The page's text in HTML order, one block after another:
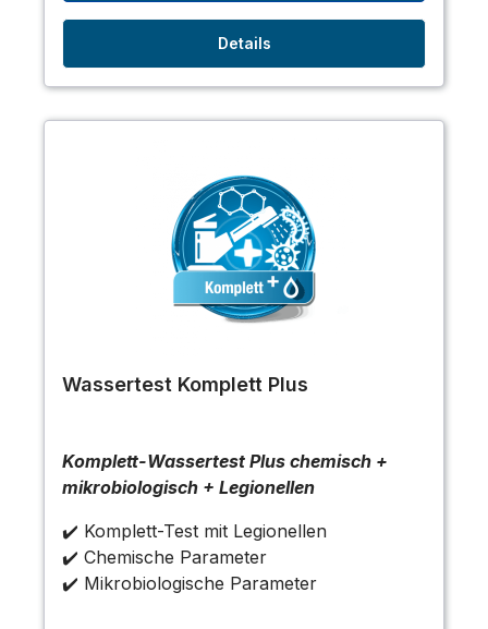
Details
Wassertest Komplett Plus
Komplett-Wassertest Plus chemisch +
mikrobiologisch + Legionellen
✔️ Komplett-Test mit Legionellen
✔️ Chemische Parameter
✔️ Mikrobiologische Parameter